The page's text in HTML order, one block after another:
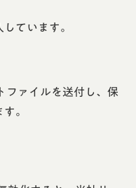
ています。
ァイルを送付し、保
。